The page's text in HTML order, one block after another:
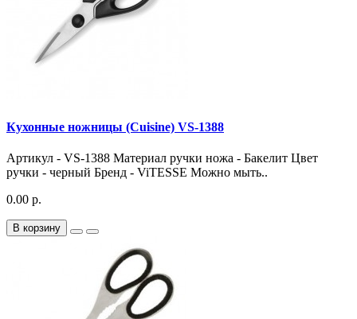
Кухонные ножницы (Cuisine) VS-1388
Артикул - VS-1388 Материал ручки ножа - Бакелит Цвет
ручки - черный Бренд - ViTESSE Можно мыть..
0.00 р.
В корзину